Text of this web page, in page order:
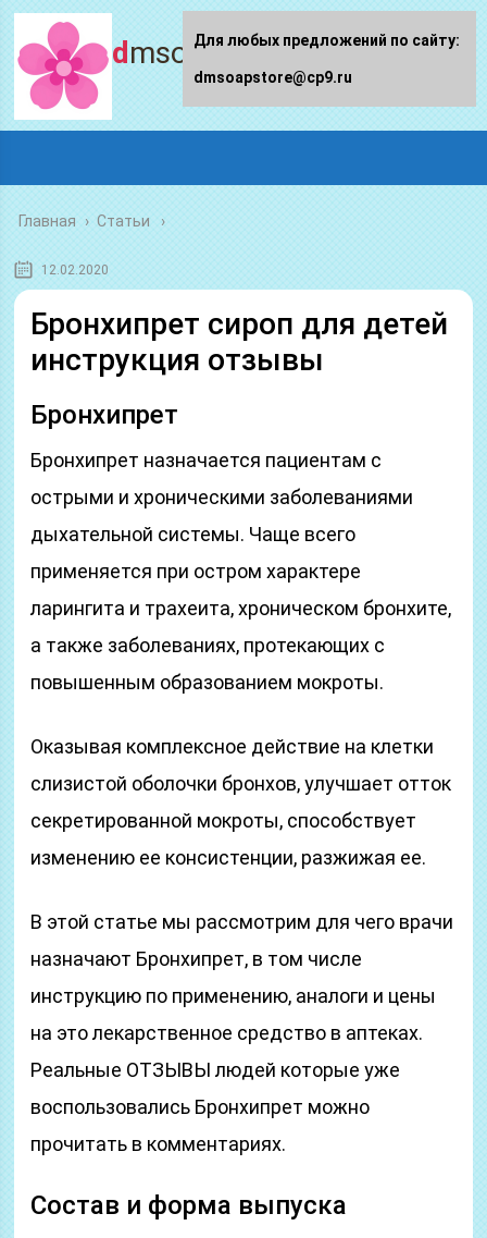
dmsoapstore.ru
Главная › Статьи
12.02.2020
Бронхипрет сироп для детей
инструкция отзывы
Бронхипрет
Бронхипрет назначается пациентам с
острыми и хроническими заболеваниями
дыхательной системы. Чаще всего
применяется при остром характере
ларингита и трахеита, хроническом бронхите,
а также заболеваниях, протекающих с
повышенным образованием мокроты.
Оказывая комплексное действие на клетки
слизистой оболочки бронхов, улучшает отток
секретированной мокроты, способствует
изменению ее консистенции, разжижая ее.
В этой статье мы рассмотрим для чего врачи
назначают Бронхипрет, в том числе
инструкцию по применению, аналоги и цены
на это лекарственное средство в аптеках.
Реальные ОТЗЫВЫ людей которые уже
воспользовались Бронхипрет можно
прочитать в комментариях.
Состав и форма выпуска
Для любых предложений по сайту:
dmsoapstore@cp9.ru